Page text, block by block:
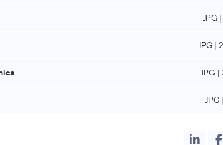
JPG
JPG |
JPG |
JPG